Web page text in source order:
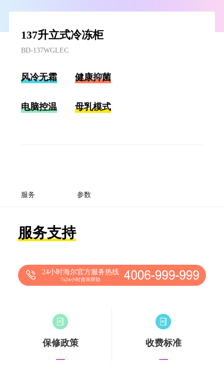
137升立式冷冻柜
BD-137WGLEC
风冷无霜 健康抑菌
电脑控温 母乳模式
服务 参数
服务支持
24小时海尔官方服务热线
7x24小时咨询帮助
保修政策 收费标准